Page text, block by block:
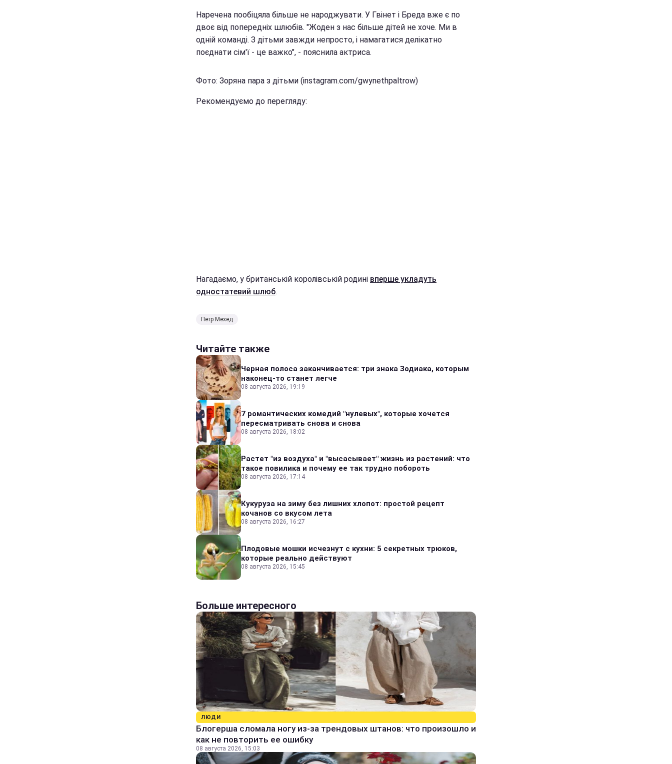
Наречена пообіцяла більше не народжувати. У Гвінет і Бреда вже є по
двоє від попередніх шлюбів. "Жоден з нас більше дітей не хоче. Ми в
одній команді. З дітьми завжди непросто, і намагатися делікатно
поєднати сім'ї - це важко", - пояснила актриса.
Фото: Зоряна пара з дітьми (instagram.com/gwynethpaltrow)
Рекомендуємо до перегляду:
Нагадаємо, у британській королівській родині вперше укладуть
одностатевий шлюб.
Петр Мехед
Читайте также
Черная полоса заканчивается: три знака Зодиака, которым
наконец-то станет легче
08 августа 2026, 19:19
7 романтических комедий "нулевых", которые хочется
пересматривать снова и снова
08 августа 2026, 18:02
Растет "из воздуха" и "высасывает" жизнь из растений: что
такое повилика и почему ее так трудно побороть
08 августа 2026, 17:14
Кукуруза на зиму без лишних хлопот: простой рецепт
кочанов со вкусом лета
08 августа 2026, 16:27
Плодовые мошки исчезнут с кухни: 5 секретных трюков,
которые реально действуют
08 августа 2026, 15:45
Больше интересного
ЛЮДИ
Блогерша сломала ногу из-за трендовых штанов: что произошло и
как не повторить ее ошибку
08 августа 2026, 15:03